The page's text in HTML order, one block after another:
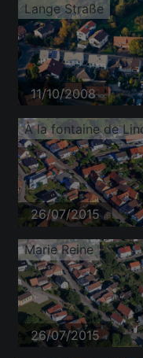
Lange Straße
11/10/2008
26/07/2015
Marie Reine
26/07/2015